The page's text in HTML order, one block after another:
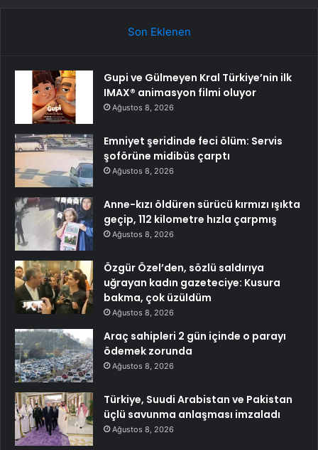
Son Eklenen
Gupi ve Gülmeyen Kral Türkiye’nin ilk
IMAX® animasyon filmi oluyor
Ağustos 8, 2026
Emniyet şeridinde feci ölüm: Servis
şoförüne midibüs çarptı
Ağustos 8, 2026
Anne-kızı öldüren sürücü kırmızı ışıkta
geçip, 112 kilometre hızla çarpmış
Ağustos 8, 2026
Özgür Özel’den, sözlü saldırıya
uğrayan kadın gazeteciye: Kusura
bakma, çok üzüldüm
Ağustos 8, 2026
Araç sahipleri 2 gün içinde o parayı
ödemek zorunda
Ağustos 8, 2026
Türkiye, Suudi Arabistan ve Pakistan
üçlü savunma anlaşması imzaladı
Ağustos 8, 2026